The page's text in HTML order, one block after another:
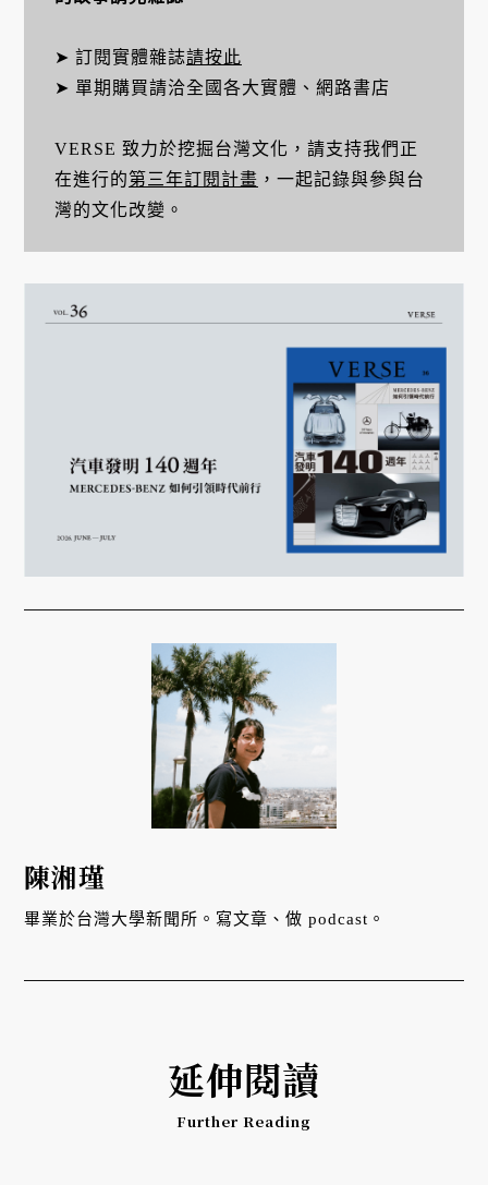
➤ 訂閱實體雜誌請按此
➤ 單期購買請洽全國各大實體、網路書店
VERSE 致力於挖掘台灣文化，請支持我們正
在進行的第三年訂閱計畫 ，一起記錄與參與台
灣的文化改變。
陳湘瑾
畢業於台灣大學新聞所。寫文章、做 podcast。
延伸閱讀
Further Reading